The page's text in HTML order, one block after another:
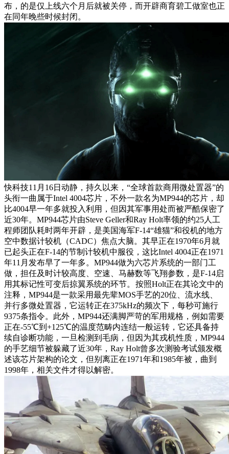
布，的是仅上线六个月后就被关停，而开辟商育碧工做室也正
在同年晚些时候封闭。
快科技11月16日动静，持久以来，“全球首款商用微处置器”的
头衔一曲属于Intel 4004芯片，不外一款名为MP944的芯片，却
比4004早一年多就投入利用，但因其军事用处而被严酷保密了
近30年。MP944芯片由Steve Geller和Ray Holt率领的约25人工
程师团队耗时两年开辟，是美国海军F-14“雄猫”和役机的地方
空中数据计较机（CADC）焦点大脑。其早正在1970年6月就
已起头正在F-14的节制计较机中服役，这比Intel 4004正在1971
年11月发布早了一年多。MP944做为六芯片系统的一部门工
做，担任及时计较高度、空速、马赫数等飞翔参数，是F-14启
用其标记性可变后掠翼系统的环节。 按照Holt正在其论文中的
注释，MP944是一款采用最先辈MOS手艺的20位、流水线、
并行多微处置器，它运转正在375kHz的频次下，每秒可施行
9375条指令。此外，MP944还满脚严苛的军用规格，例如需要
正在-55℃到+125℃的温度范畴内连结一般运转，它还具备持
续自诊断功能，一旦检测到毛病，但因为其戎机性质，MP944
的手艺细节被躲藏了近30年，Ray Holt曾多次测验考试颁发概
述该芯片架构的论文，但别离正在1971年和1985年被，曲到
1998年，相关文件才得以解密。